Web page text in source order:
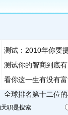
测试：2010年你要
测试你的智商到底
看你这一生有没有富
全球排名第十二位
职是搜索